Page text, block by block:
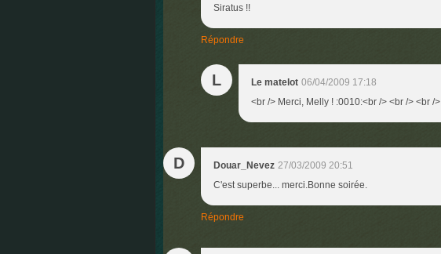
Siratus !!
Répondre
L Le matelot 06/04/2009 17:18
<br /> Merci, Melly ! :0010:<br /> <br /> <br />
D Douar_Nevez 27/03/2009 20:51
C'est superbe... merci.Bonne soirée.
Répondre